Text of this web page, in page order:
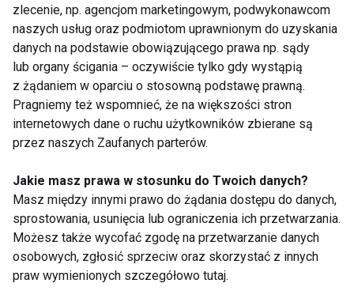
Bieganie jesienią - jak
trenować, gdy dni się
skracają
Nie daj się jesiennej
aurze! 7 rzeczy, o
których musi
pamiętać każdy
biegacz
Pokaż więcej
Aktualności
zlecenie, np. agencjom marketingowym, podwykonawcom
naszych usług oraz podmiotom uprawnionym do uzyskania
danych na podstawie obowiązującego prawa np. sądy
lub organy ścigania – oczywiście tylko gdy wystąpią
z żądaniem w oparciu o stosowną podstawę prawną.
Pragniemy też wspomnieć, że na większości stron
internetowych dane o ruchu użytkowników zbierane są
przez naszych Zaufanych parterów.
Jakie masz prawa w stosunku do Twoich danych?
Masz między innymi prawo do żądania dostępu do danych,
sprostowania, usunięcia lub ograniczenia ich przetwarzania.
Możesz także wycofać zgodę na przetwarzanie danych
osobowych, zgłosić sprzeciw oraz skorzystać z innych
praw wymienionych szczegółowo tutaj.